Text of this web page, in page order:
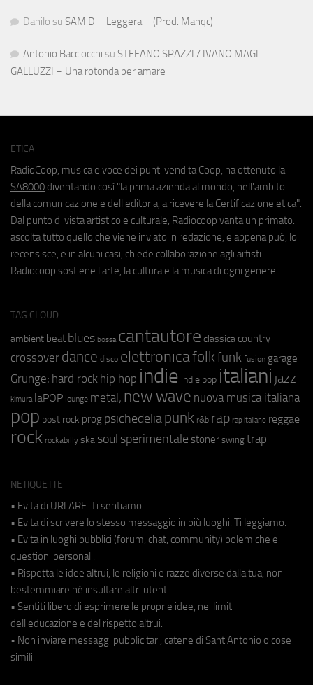
Danilo su SAM D – Leggera – (Prod. Manqc)
Antonio Bacciocchi su STEFANO SPAZZI / IVANO MAGI
GALLUZZI – Una rotonda per amare
ETICA
RadioCoop, musica e voce dei punti vendita Coop, ha ottenuto la
SA8000 diventando così "la prima azienda al mondo, nell'ambito
della comunicazione e dell'editoria, a ricevere la Certificazione etica".
Dal punto di vista artistico e culturale, Radiocoop vanta un primato:
ascolta tutto quello che viene inviato in redazione, e appena può, lo
recensisce, e in alcuni casi, chiede collaborazione agli artisti.
Radiocoop sostiene l'arte, la cultura e la musica di ogni genere.
TAG CLOUD
ambient beat blues bossa cantautore classica country
crossover dance disco elettronicafolkfunk fusion garage
Grunge; hard rock hip hop indie indie pop italiani jazz
kimura laPOP lounge metal; new wave nuova musica italiana
pop post rock prog psichedeliapunk r&b rap rap italiano reggae
rock rockabilly ska soul sperimentale stoner swing trap
NETIQUETTE
• Evita di URLARE. Ti sentiamo.
• Evita di scrivere lo stesso messaggio in più luoghi. Ti leggiamo.
• Evita in luoghi pubblici (forum, chat, community) polemiche e
questioni personali.
• Rispetta le idee altrui, le religioni e razze diverse dalla tua, non
bestemmiare né insultare altri utenti.
• Sentiti libero di esprimere le proprie idee, nei limiti
dell'educazione e del rispetto altrui.
• Non inviare messaggi pubblicitari, catene di Sant'Antonio o cose
simili.